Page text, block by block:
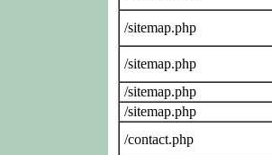
/sitemap.php
/sitemap.php
/sitemap.php
/sitemap.php
/contact.php